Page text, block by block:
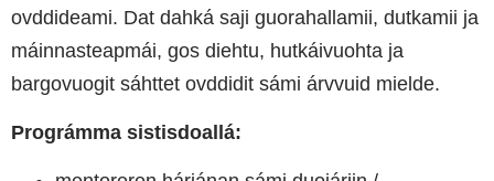
ovddideami. Dat dahká saji guorahallamii, dutkamii ja
máinnasteapmái, gos diehtu, hutkáivuohta ja
bargovuogit sáhttet ovddidit sámi árvvuid mielde.
Prográmma sistisdoallá: